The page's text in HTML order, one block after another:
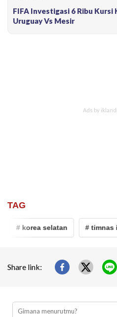
FIFA Investigasi 6 Ribu Kursi
Uruguay Vs Mesir
TAG
# korea selatan # timnas
Share link: